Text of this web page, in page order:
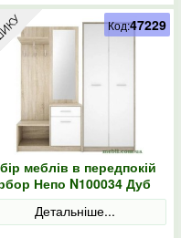
меблів в передпокій
Непо N100034 Дуб
Німфея альба
Детальніше...
Код:47229